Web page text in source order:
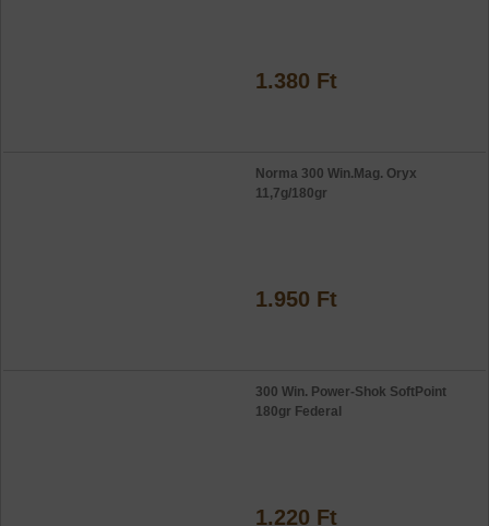
1.380 Ft
Norma 300 Win.Mag. Oryx
11,7g/180gr
1.950 Ft
300 Win. Power-Shok SoftPoint
180gr Federal
1.220 Ft